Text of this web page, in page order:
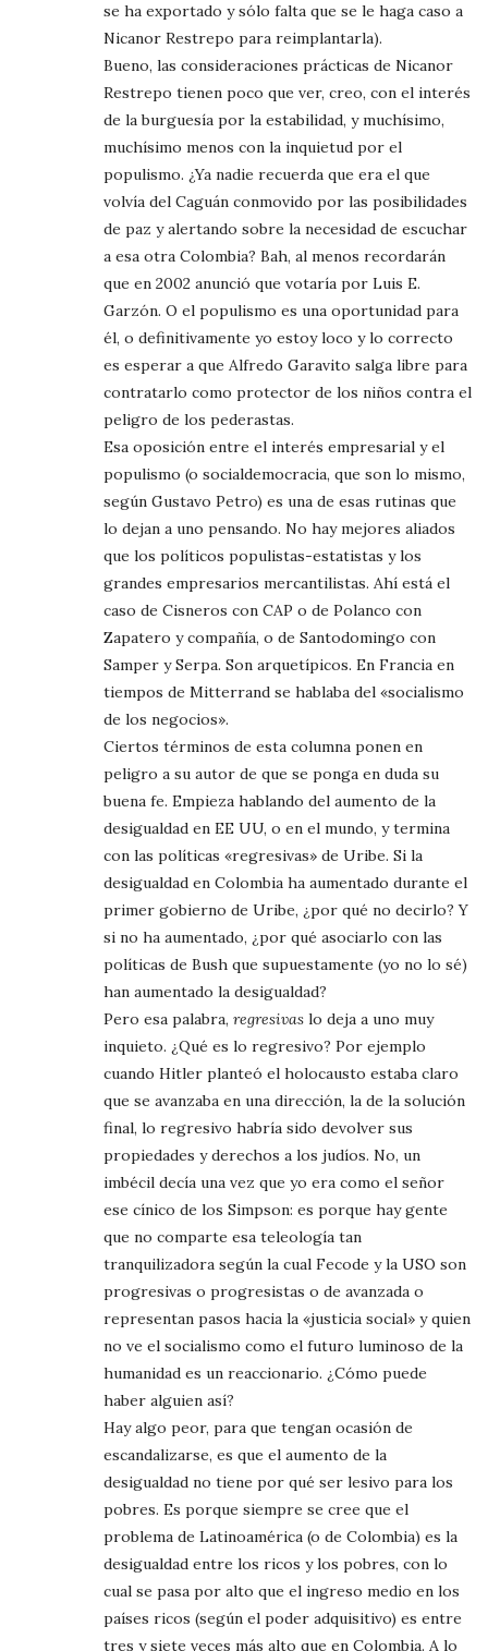
se ha exportado y sólo falta que se le haga caso a
Nicanor Restrepo para reimplantarla).
Bueno, las consideraciones prácticas de Nicanor
Restrepo tienen poco que ver, creo, con el interés
de la burguesía por la estabilidad, y muchísimo,
muchísimo menos con la inquietud por el
populismo. ¿Ya nadie recuerda que era el que
volvía del Caguán conmovido por las posibilidades
de paz y alertando sobre la necesidad de escuchar
a esa otra Colombia? Bah, al menos recordarán
que en 2002 anunció que votaría por Luis E.
Garzón. O el populismo es una oportunidad para
él, o definitivamente yo estoy loco y lo correcto
es esperar a que Alfredo Garavito salga libre para
contratarlo como protector de los niños contra el
peligro de los pederastas.
Esa oposición entre el interés empresarial y el
populismo (o socialdemocracia, que son lo mismo,
según Gustavo Petro) es una de esas rutinas que
lo dejan a uno pensando. No hay mejores aliados
que los políticos populistas-estatistas y los
grandes empresarios mercantilistas. Ahí está el
caso de Cisneros con CAP o de Polanco con
Zapatero y compañía, o de Santodomingo con
Samper y Serpa. Son arquetípicos. En Francia en
tiempos de Mitterrand se hablaba del «socialismo
de los negocios».
Ciertos términos de esta columna ponen en
peligro a su autor de que se ponga en duda su
buena fe. Empieza hablando del aumento de la
desigualdad en EE UU, o en el mundo, y termina
con las políticas «regresivas» de Uribe. Si la
desigualdad en Colombia ha aumentado durante el
primer gobierno de Uribe, ¿por qué no decirlo? Y
si no ha aumentado, ¿por qué asociarlo con las
políticas de Bush que supuestamente (yo no lo sé)
han aumentado la desigualdad?
Pero esa palabra, regresivas lo deja a uno muy
inquieto. ¿Qué es lo regresivo? Por ejemplo
cuando Hitler planteó el holocausto estaba claro
que se avanzaba en una dirección, la de la solución
final, lo regresivo habría sido devolver sus
propiedades y derechos a los judíos. No, un
imbécil decía una vez que yo era como el señor
ese cínico de los Simpson: es porque hay gente
que no comparte esa teleología tan
tranquilizadora según la cual Fecode y la USO son
progresivas o progresistas o de avanzada o
representan pasos hacia la «justicia social» y quien
no ve el socialismo como el futuro luminoso de la
humanidad es un reaccionario. ¿Cómo puede
haber alguien así?
Hay algo peor, para que tengan ocasión de
escandalizarse, es que el aumento de la
desigualdad no tiene por qué ser lesivo para los
pobres. Es porque siempre se cree que el
problema de Latinoamérica (o de Colombia) es la
desigualdad entre los ricos y los pobres, con lo
cual se pasa por alto que el ingreso medio en los
países ricos (según el poder adquisitivo) es entre
tres y siete veces más alto que en Colombia. A lo